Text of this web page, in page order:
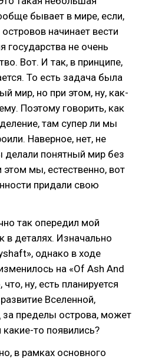
бывает в мире, если,
начинает вести
государства не очень
Вот. И так, в принципе,
То есть задача была
мир, но при этом, ну, как-
Поэтому говорить, как
там супер ли мы
Наверное, нет, не
понятный мир без
этом мы, естественно, вот
придали свою
так опередил мой
в деталях. Изначально
однако в ходе
на «Of Ash And
ну, есть планируется
Вселенной,
пределы острова, может
то появились?
в рамках основного